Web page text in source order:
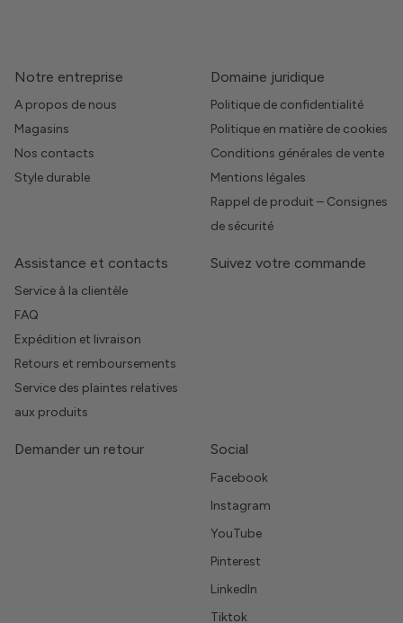
Notre entreprise
A propos de nous
Magasins
Nos contacts
Style durable
Domaine juridique
Politique de confidentialité
Politique en matière de cookies
Conditions générales de vente
Mentions légales
Rappel de produit – Consignes
de sécurité
Assistance et contacts
Service à la clientèle
FAQ
Expédition et livraison
Retours et remboursements
Service des plaintes relatives
aux produits
Suivez votre commande
Demander un retour Social
Facebook
Instagram
YouTube
Pinterest
LinkedIn
Tiktok